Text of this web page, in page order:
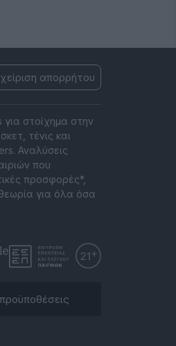
απορρήτου
στοίχημα στην
τένις και
Αναλύσεις
που
προσφορές*,
για όλα όσα